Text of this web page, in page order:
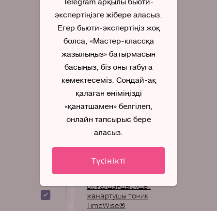
экспертіңізге жібере аласыз.
Егер бьюти-экспертіңіз жоқ
болса, «Мастер-классқа
жазылыңыз» батырмасын
басыңыз, біз оны табуға
көмектесеміз. Сондай-ақ
қалаған өніміңізді
«қанатшамен» белгілеп,
онлайн тапсырыс бере
аласыз.
Түсінікті
қартаюдан сақтайтын
құрал TimeWise®
Бетті тереңдете
тазалауға арналған
көмір негізіндегі маска
Көздің астына
жабыстыратын гель патч
Ылғалдандырушы,
жаңартушы тоник
TimeWise®